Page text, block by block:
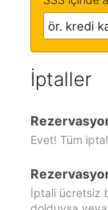
İptaller
Evet! Tüm
İptali ücretsiz